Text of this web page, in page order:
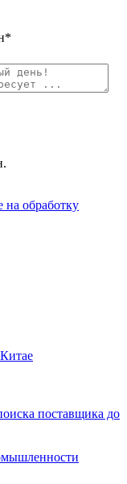
на обработку
поставщика до